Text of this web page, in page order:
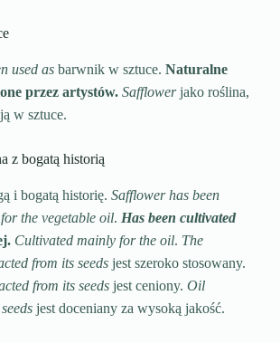
used asbarwnik w sztuce. Naturalne
przez artystów. Safflowerjako roślina,
w sztuce.
z bogatą historią
i bogatą historię. Safflower has been
the vegetable oil. Has been cultivated
Cultivated mainly for the oil. The
from its seedsjest szeroko stosowany.
from its seedsjest ceniony. Oil
jest doceniany za wysoką jakość.